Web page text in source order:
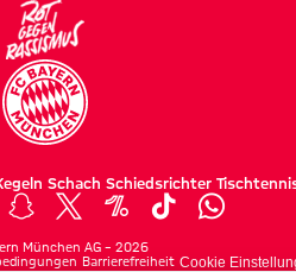
Schach Schiedsrichter
München AG – 2026
Barrierefreiheit Cookie